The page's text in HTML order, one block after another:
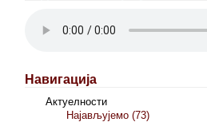
Навигација
Актуелности
Најављујемо (73)